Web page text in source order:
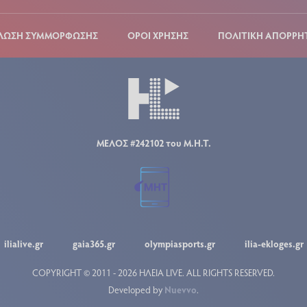
ΣΥΜΜΟΡΦΩΣΗΣ ΟΡΟΙ ΧΡΗΣΗΣ ΠΟΛΙΤΙΚΗ
ΜΕΛΟΣ #242102 του Μ.Η.Τ.
ilialive.gr gaia365.gr olympiasports.gr ilia-ekloges.gr
COPYRIGHT © 2011 - 2026 ΗΛΕΙΑ LIVE. ALL RIGHTS RESERVED.
Developed by Nuevvo.